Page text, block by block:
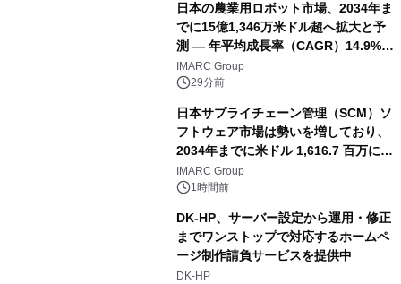
日本の農業用ロボット市場、2034年ま
でに15億1,346万米ドル超へ拡大と予
測 ― 年平均成長率（CAGR）14.9%を
記録
IMARC Group
29分前
日本サプライチェーン管理（SCM）ソ
フトウェア市場は勢いを増しており、
2034年までに米ドル 1,616.7 百万に達
し、CAGR 3.42%で成長すると予測
IMARC Group
1時間前
DK-HP、サーバー設定から運用・修正
までワンストップで対応するホームペ
ージ制作請負サービスを提供中
DK-HP